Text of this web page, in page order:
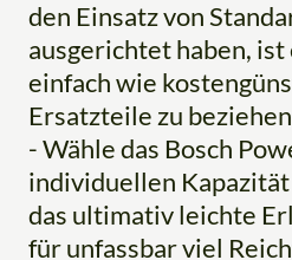
den Einsatz von
ausgerichtet haben, ist
einfach wie
Ersatzteile zu
- Wähle das Bosch
individuellen
das ultimativ leichte
für unfassbar viel